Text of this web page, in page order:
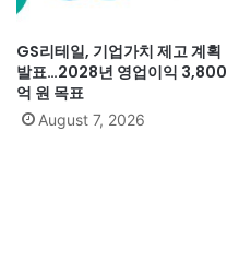
GS리테일, 기업가치 제고 계획
발표…2028년 영업이익 3,800
억 원 목표
August 7, 2026